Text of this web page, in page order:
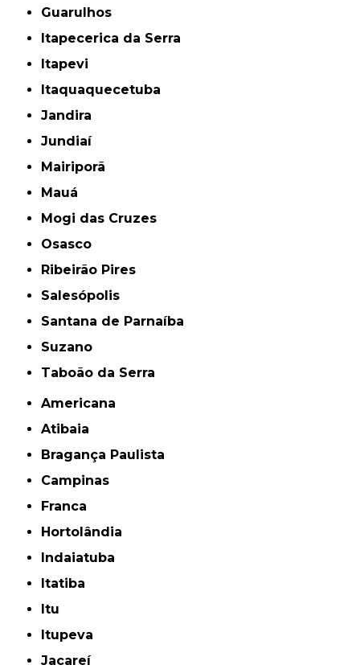
Guarulhos
Itapecerica da Serra
Itapevi
Itaquaquecetuba
Jandira
Jundiaí
Mairiporã
Mauá
Mogi das Cruzes
Osasco
Ribeirão Pires
Salesópolis
Santana de Parnaíba
Suzano
Taboão da Serra
Americana
Atibaia
Bragança Paulista
Campinas
Franca
Hortolândia
Indaiatuba
Itatiba
Itu
Itupeva
Jacareí